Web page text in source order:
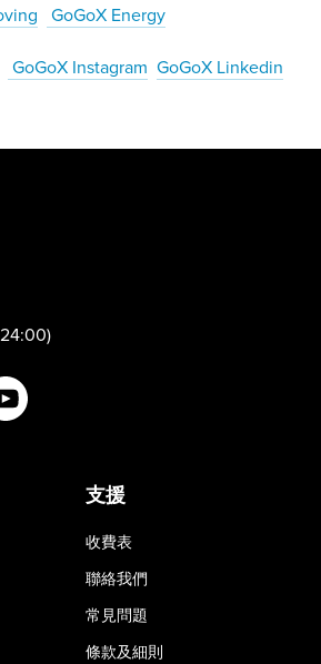
GoGoX Energy
GoGoX Instagram GoGoX Linkedin
支援
收費表
聯絡我們
常見問題
條款及細則